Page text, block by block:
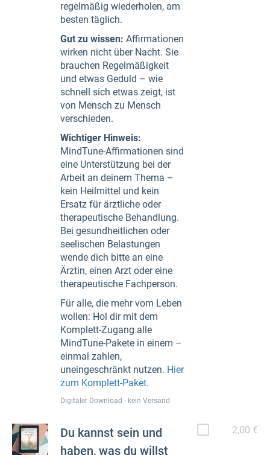
regelmäßig wiederholen, am
besten täglich.
Gut zu wissen: Affirmationen
wirken nicht über Nacht. Sie
brauchen Regelmäßigkeit
und etwas Geduld – wie
schnell sich etwas zeigt, ist
von Mensch zu Mensch
verschieden.
Wichtiger Hinweis:
MindTune-Affirmationen sind
eine Unterstützung bei der
Arbeit an deinem Thema –
kein Heilmittel und kein
Ersatz für ärztliche oder
therapeutische Behandlung.
Bei gesundheitlichen oder
seelischen Belastungen
wende dich bitte an eine
Ärztin, einen Arzt oder eine
therapeutische Fachperson.
Für alle, die mehr vom Leben
wollen: Hol dir mit dem
Komplett-Zugang alle
MindTune-Pakete in einem –
einmal zahlen,
uneingeschränkt nutzen. Hier
zum Komplett-Paket.
Digitaler Download - kein Versand
Du kannst sein und
haben, was du willst
2,00 €